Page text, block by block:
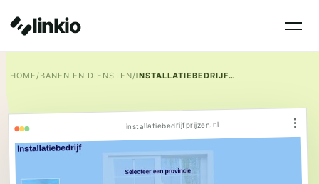
linkio
HOME/BANEN EN DIENSTEN/ INSTALLATIEBEDRIJF PRIJZEN
installatiebedrijfprijzen.nl ⋮